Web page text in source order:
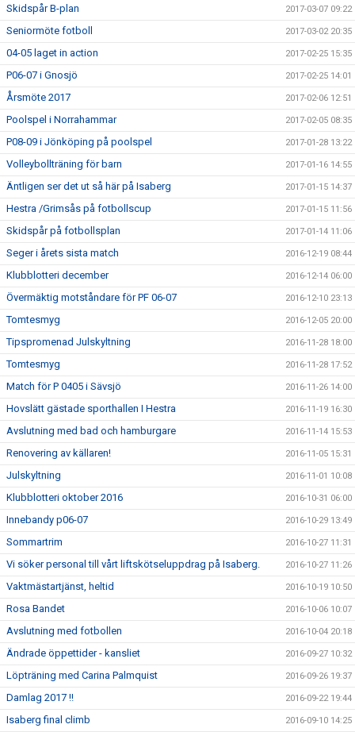
Skidspår B-plan 2017-03-07 09:22
Seniormöte fotboll 2017-03-02 20:35
04-05 laget in action 2017-02-25 15:35
P06-07 i Gnosjö 2017-02-25 14:01
Årsmöte 2017 2017-02-06 12:51
Poolspel i Norrahammar 2017-02-05 08:35
P08-09 i Jönköping på poolspel 2017-01-28 13:22
Volleybollträning för barn 2017-01-16 14:55
Äntligen ser det ut så här på Isaberg 2017-01-15 14:37
Hestra /Grimsås på fotbollscup 2017-01-15 11:56
Skidspår på fotbollsplan 2017-01-14 11:06
Seger i årets sista match 2016-12-19 08:44
Klubblotteri december 2016-12-14 06:00
Övermäktig motståndare för PF 06-07 2016-12-10 23:13
Tomtesmyg 2016-12-05 20:00
Tipspromenad Julskyltning 2016-11-28 18:00
Tomtesmyg 2016-11-28 17:52
Match för P 0405 i Sävsjö 2016-11-26 14:00
Hovslätt gästade sporthallen I Hestra 2016-11-19 16:30
Avslutning med bad och hamburgare 2016-11-14 15:53
Renovering av källaren! 2016-11-05 15:31
Julskyltning 2016-11-01 10:08
Klubblotteri oktober 2016 2016-10-31 06:00
Innebandy p06-07 2016-10-29 13:49
Sommartrim 2016-10-27 11:31
Vi söker personal till vårt liftskötseluppdrag på Isaberg. 2016-10-27 11:26
Vaktmästartjänst, heltid 2016-10-19 10:50
Rosa Bandet 2016-10-06 10:07
Avslutning med fotbollen 2016-10-04 20:18
Ändrade öppettider - kansliet 2016-09-27 10:32
Löpträning med Carina Palmquist 2016-09-26 19:37
Damlag 2017 !! 2016-09-22 19:44
Isaberg final climb 2016-09-10 14:25